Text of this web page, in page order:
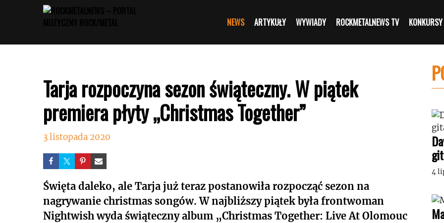
NEWS ARTYKUŁY WYWIADY ROCKMETALNEWS TV KONKURSY
Tarja rozpoczyna sezon świąteczny. W piątek
premiera płyty „Christmas Together”
3 listopada 2020
Święta daleko, ale Tarja już teraz postanowiła rozpocząć sezon na
nagrywanie christmas songów. W najbliższy piątek była frontwoman
Nightwish wyda świąteczny album „Christmas Together: Live At Olomouc
4